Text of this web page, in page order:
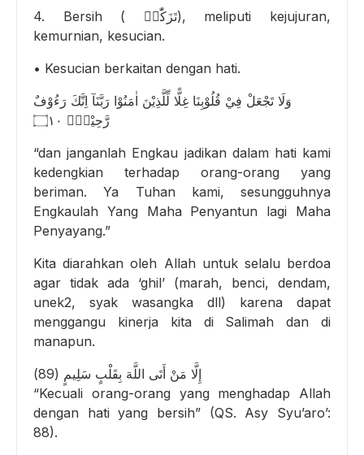
4. Bersih ( تَزَكّٰىۙ), meliputi kejujuran,
kemurnian, kesucian.
• Kesucian berkaitan dengan hati.
وَلَا تَجْعَلْ فِيْ قُلُوْبِنَا غِلًّا لِّلَّذِيْنَ اٰمَنُوْا رَبَّنَآ اِنَّكَ رَءُوْفٌ
رَّحِيْمٌࣖ ۝١٠
“dan janganlah Engkau jadikan dalam hati kami
kedengkian terhadap orang-orang yang
beriman. Ya Tuhan kami, sesungguhnya
Engkaulah Yang Maha Penyantun lagi Maha
Penyayang.”
Kita diarahkan oleh Allah untuk selalu berdoa
agar tidak ada ‘ghil’ (marah, benci, dendam,
unek2, syak wasangka dll) karena dapat
menggangu kinerja kita di Salimah dan di
manapun.
إِلَّا مَنْ أَتَى اللَّهَ بِقَلْبٍ سَلِيمٍ (89)
“Kecuali orang-orang yang menghadap Allah
dengan hati yang bersih” (QS. Asy Syu’aro’:
88).